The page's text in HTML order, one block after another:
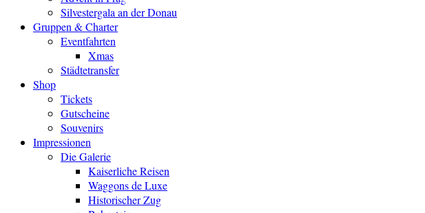
Silvestergala an der Donau
Gruppen & Charter
Eventfahrten
Xmas
Städtetransfer
Shop
Tickets
Gutscheine
Souvenirs
Impressionen
Die Galerie
Kaiserliche Reisen
Waggons de Luxe
Historischer Zug